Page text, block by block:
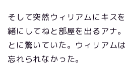
そして突然ウィリアムにキス
緒にしてねと部屋を出るアナ
とに驚いていた。ウィリアム
忘れられなかった。